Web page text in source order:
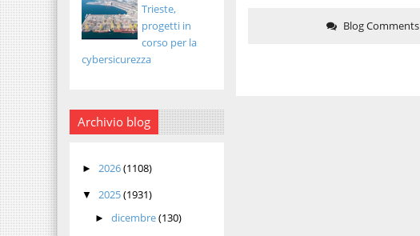
Trieste,
progetti in
corso per la
cybersicurezza
Archivio blog
► 2026(1108)
▼ 2025(1931)
► dicembre(130)
Blog Comments